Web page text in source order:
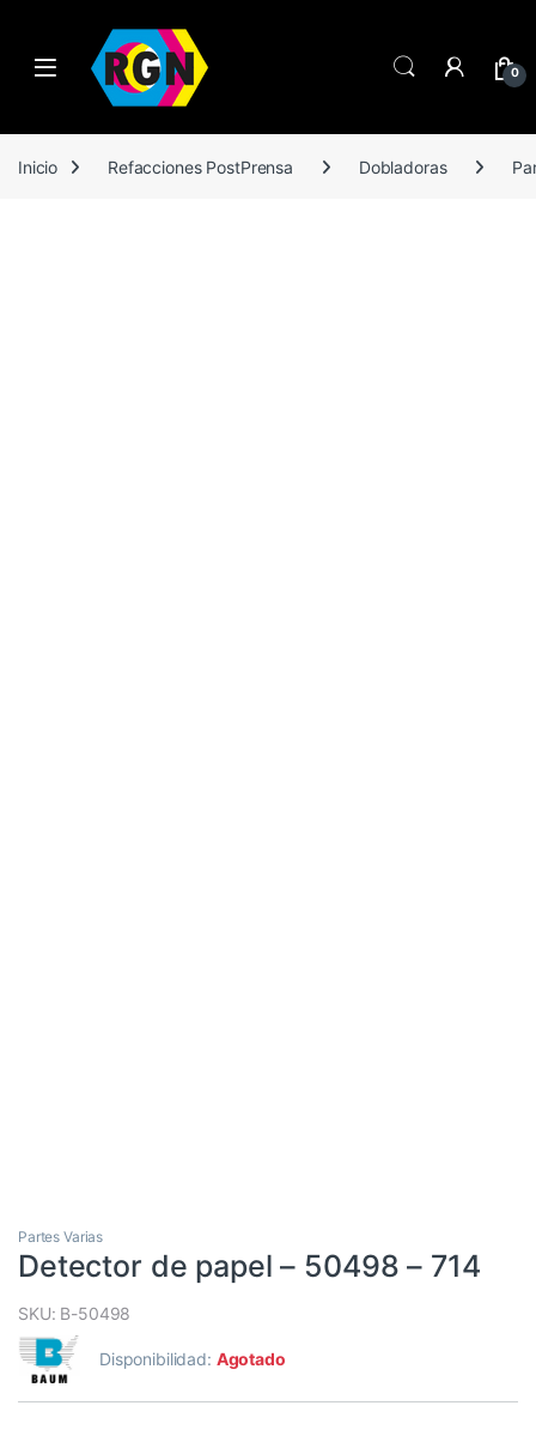
Open 0
Inicio Refacciones PostPrensa Dobladoras
Partes Varias
Detector de papel – 50498 – 714
SKU: B-50498
Disponibilidad: Agotado